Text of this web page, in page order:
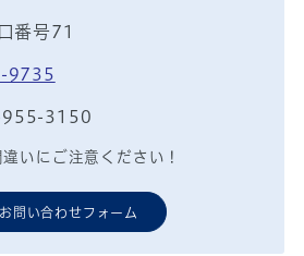
番号71
9735
955-3150
いにご注意ください！
お問い合わせフォーム